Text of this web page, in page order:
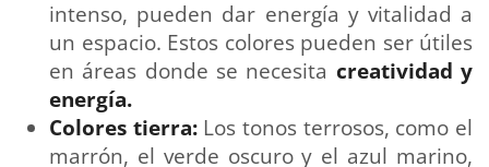
intenso, pueden dar energía y vitalidad a
un espacio. Estos colores pueden ser útiles
en áreas donde se necesita creatividad y
energía.
Colores tierra:Los tonos terrosos, como el
marrón, el verde oscuro y el azul marino,